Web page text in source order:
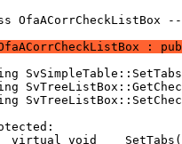
OfaACorrCheckListBox
: